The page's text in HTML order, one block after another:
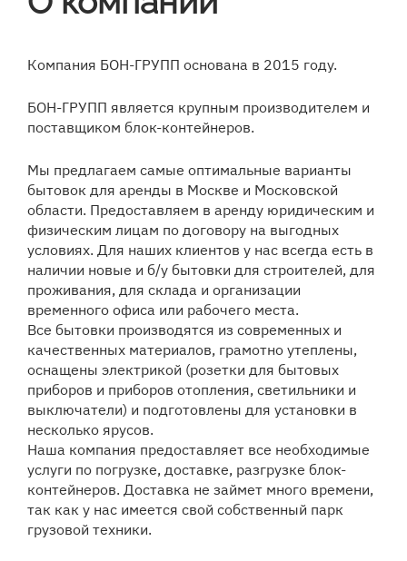
Компания БОН-ГРУПП основана в 2015 году.
БОН-ГРУПП является крупным производителем и
поставщиком блок-контейнеров.
Мы предлагаем самые оптимальные варианты
бытовок для аренды в Москве и Московской
области. Предоставляем в аренду юридическим и
физическим лицам по договору на выгодных
условиях. Для наших клиентов у нас всегда есть в
наличии новые и б/у бытовки для строителей, для
проживания, для склада и организации
временного офиса или рабочего места.
Все бытовки производятся из современных и
качественных материалов, грамотно утеплены,
оснащены электрикой (розетки для бытовых
приборов и приборов отопления, светильники и
выключатели) и подготовлены для установки в
несколько ярусов.
Наша компания предоставляет все необходимые
услуги по погрузке, доставке, разгрузке блок-
контейнеров. Доставка не займет много времени,
так как у нас имеется свой собственный парк
грузовой техники.